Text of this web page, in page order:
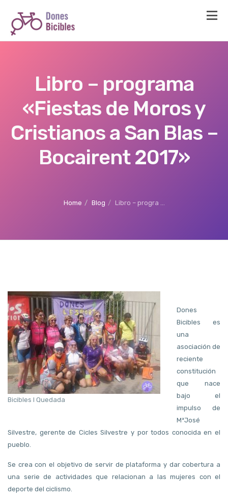
Libro – programa
«Fiestas de Moros y
Cristianos a San Blas –
Bocairent 2017»
Home Blog Libro – progra ...
Bicibles I Quedada
Dones
Bicibles es
una
asociación de
reciente
constitución
que nace
bajo el
impulso de
MªJosé
Silvestre, gerente de Cicles Silvestre y por todos conocida en el
pueblo.
Se crea con el objetivo de servir de plataforma y dar cobertura a
una serie de actividades que relacionan a las mujeres con el
deporte del ciclismo.